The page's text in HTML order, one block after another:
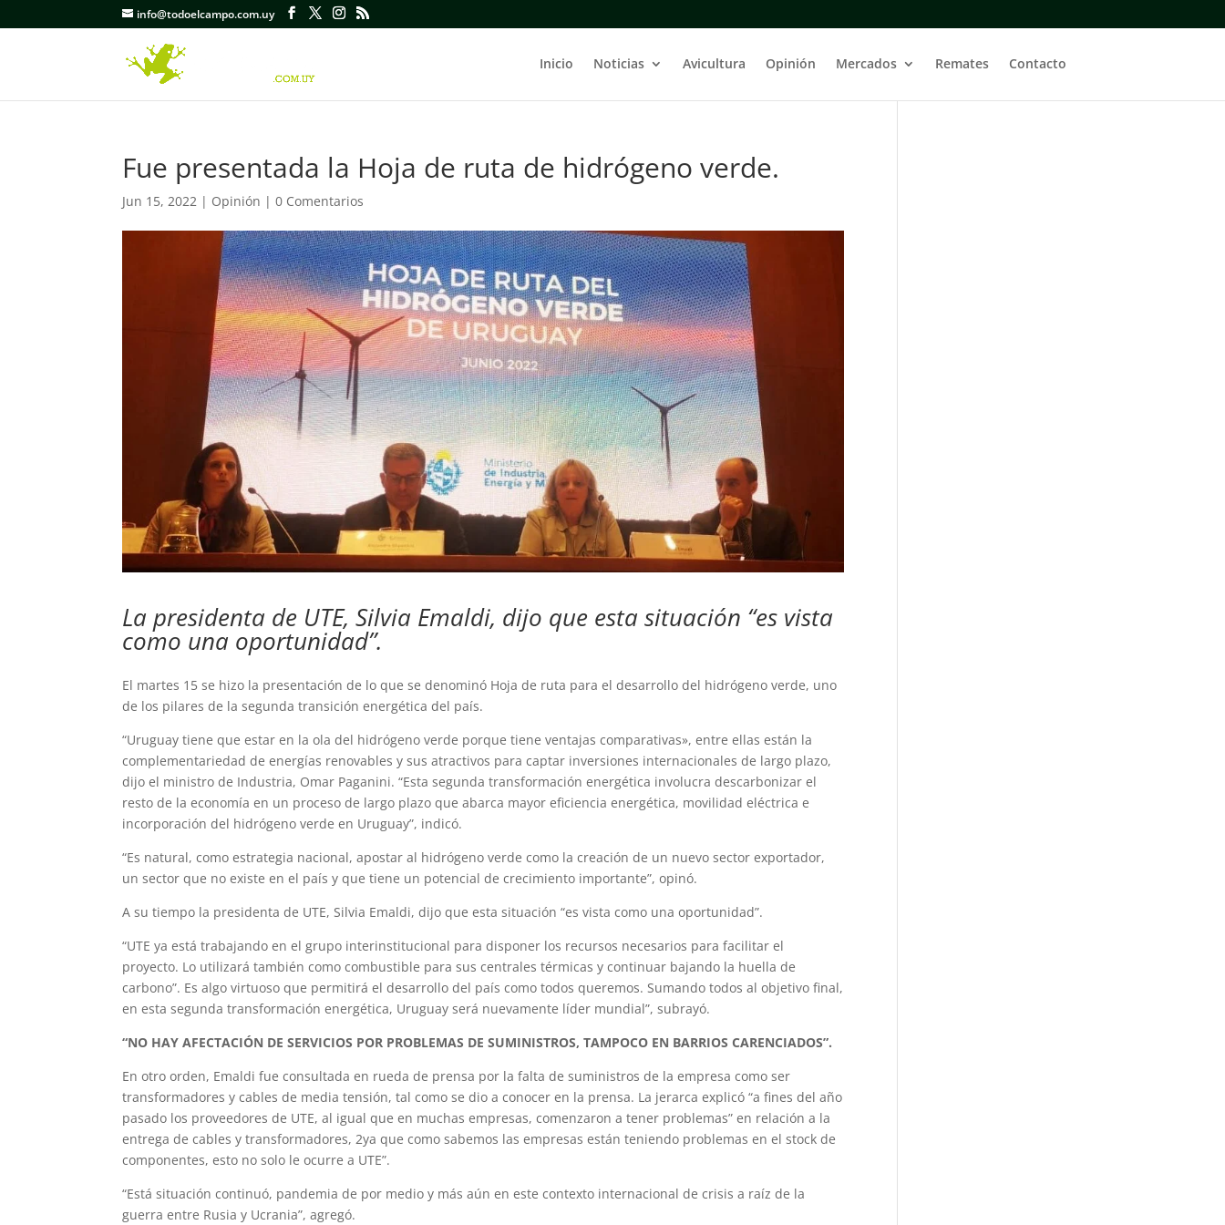
info@todoelcampo.com.uy
Inicio Noticias Avicultura Opinión Mercados Remates Contacto
Fue presentada la Hoja de ruta de hidrógeno verde.
Jun 15, 2022 | Opinión |0 Comentarios
La presidenta de UTE, Silvia Emaldi, dijo que esta situación “es vista
como una oportunidad”.
El martes 15 se hizo la presentación de lo que se denominó Hoja de ruta para el desarrollo del hidrógeno verde, uno
de los pilares de la segunda transición energética del país.
“Uruguay tiene que estar en la ola del hidrógeno verde porque tiene ventajas comparativas», entre ellas están la
complementariedad de energías renovables y sus atractivos para captar inversiones internacionales de largo plazo,
dijo el ministro de Industria, Omar Paganini. “Esta segunda transformación energética involucra descarbonizar el
resto de la economía en un proceso de largo plazo que abarca mayor eficiencia energética, movilidad eléctrica e
incorporación del hidrógeno verde en Uruguay”, indicó.
“Es natural, como estrategia nacional, apostar al hidrógeno verde como la creación de un nuevo sector exportador,
un sector que no existe en el país y que tiene un potencial de crecimiento importante”, opinó.
A su tiempo la presidenta de UTE, Silvia Emaldi, dijo que esta situación “es vista como una oportunidad”.
“UTE ya está trabajando en el grupo interinstitucional para disponer los recursos necesarios para facilitar el
proyecto. Lo utilizará también como combustible para sus centrales térmicas y continuar bajando la huella de
carbono”. Es algo virtuoso que permitirá el desarrollo del país como todos queremos. Sumando todos al objetivo final,
en esta segunda transformación energética, Uruguay será nuevamente líder mundial”, subrayó.
“NO HAY AFECTACIÓN DE SERVICIOS POR PROBLEMAS DE SUMINISTROS, TAMPOCO EN BARRIOS CARENCIADOS”.
En otro orden, Emaldi fue consultada en rueda de prensa por la falta de suministros de la empresa como ser
transformadores y cables de media tensión, tal como se dio a conocer en la prensa. La jerarca explicó “a fines del año
pasado los proveedores de UTE, al igual que en muchas empresas, comenzaron a tener problemas” en relación a la
entrega de cables y transformadores, 2ya que como sabemos las empresas están teniendo problemas en el stock de
componentes, esto no solo le ocurre a UTE”.
“Está situación continuó, pandemia de por medio y más aún en este contexto internacional de crisis a raíz de la
guerra entre Rusia y Ucrania”, agregó.